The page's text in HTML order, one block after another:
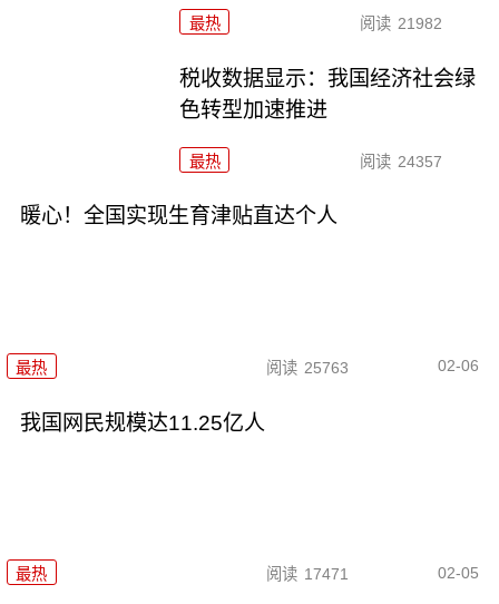
最热 阅读 21982
税收数据显示：我国经济社会绿
色转型加速推进
最热 阅读 24357
暖心！全国实现生育津贴直达个人
最热 阅读 25763 02-06
我国网民规模达11.25亿人
最热 阅读 17471 02-05